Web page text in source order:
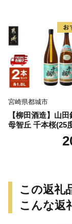
宮崎県都城市
【柳田酒造】山田
母智丘 千本桜(25
≪みやこんじょ特
この返礼
こんな返